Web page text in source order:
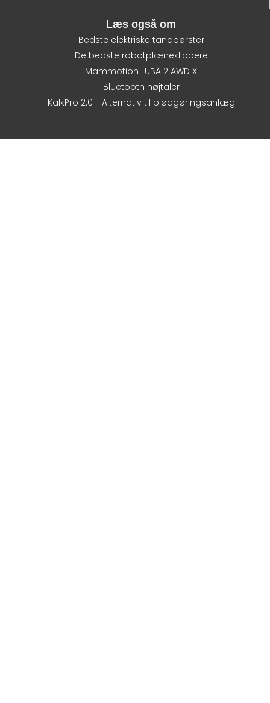
Læs også om
Bedste elektriske tandbørster
De bedste robotplæneklippere
Mammotion LUBA 2 AWD X
Bluetooth højtaler
KalkPro 2.0 - Alternativ til blødgøringsanlæg